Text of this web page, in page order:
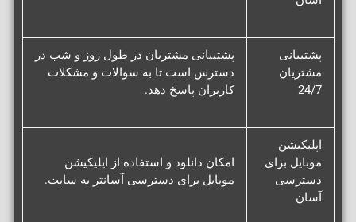
پشتیبانی
مشتریان
24/7
پشتیبانی مشتریان در طول روز و شب در
دسترس است تا به سوالات و مشکلات
کاربران پاسخ دهد.
اپلیکیشن
موبایل برای
دسترسی
آسان
امکان دانلود و استفاده از اپلیکیشن
موبایل برای دسترسی آسانتر به سایت.